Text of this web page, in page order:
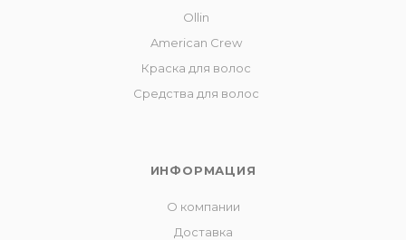
Ollin
American Crew
Краска для волос
Средства для волос
ИНФОРМАЦИЯ
О компании
Доставка